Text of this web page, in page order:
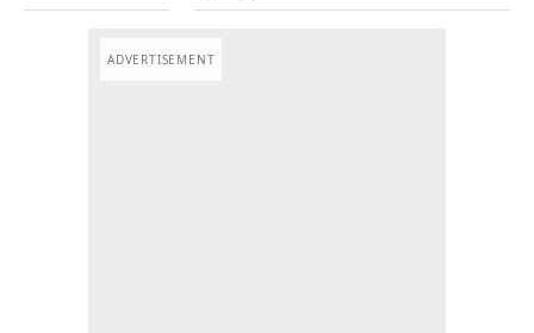
ADVERTISEMENT